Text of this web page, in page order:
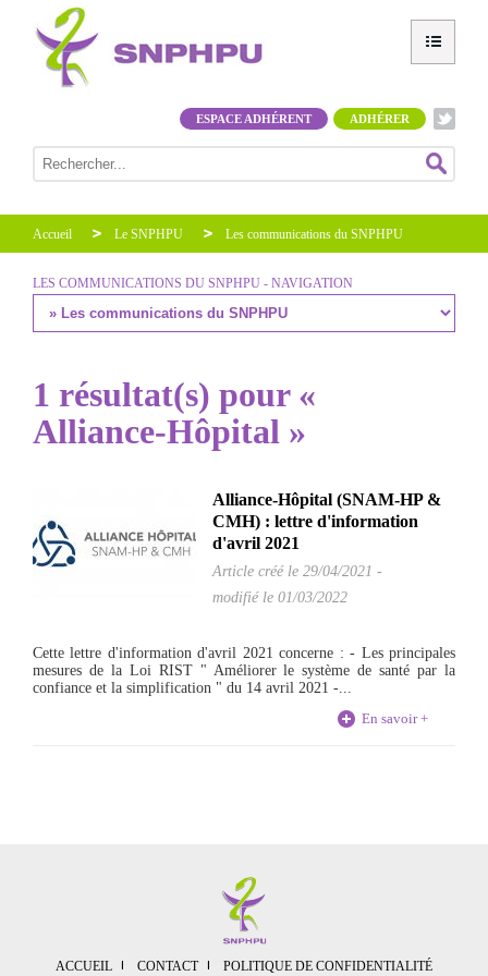
ADHÉRER
ESPACE ADHÉRENT
Accueil Le SNPHPU Les communications du SNPHPU
LES COMMUNICATIONS DU SNPHPU - NAVIGATION
1 résultat(s) pour «
Alliance-Hôpital »
Alliance-Hôpital (SNAM-HP &
CMH) : lettre d'information
d'avril 2021
Article créé le 29/04/2021 -
modifié le 01/03/2022
Cette lettre d'information d'avril 2021 concerne : - Les principales
mesures de la Loi RIST " Améliorer le système de santé par la
confiance et la simplification " du 14 avril 2021 -...
En savoir +
ACCUEIL CONTACT POLITIQUE DE CONFIDENTIALITÉ